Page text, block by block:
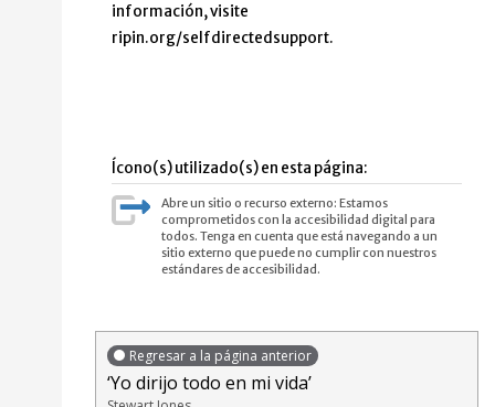
información, visite
ripin.org/selfdirectedsupport.
Ícono(s) utilizado(s) en esta página:
Abre un sitio o recurso externo: Estamos
comprometidos con la accesibilidad digital para
todos. Tenga en cuenta que está navegando a un
sitio externo que puede no cumplir con nuestros
estándares de accesibilidad.
Regresar a la página anterior
‘Yo dirijo todo en mi vida’